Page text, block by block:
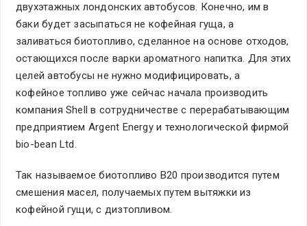
двухэтажных лондонских автобусов. Конечно, им в
баки будет засыпаться не кофейная гуща, а
заливаться биотопливо, сделанное на основе отходов,
остающихся после варки ароматного напитка. Для этих
целей автобусы не нужно модифицировать, а
кофейное топливо уже сейчас начала производить
компания Shell в сотрудничестве с перерабатывающим
предприятием Argent Energy и технологической фирмой
bio-bean Ltd.
Так называемое биотопливо B20 производится путем
смешения масел, получаемых путем вытяжки из
кофейной гущи, с дизтопливом.